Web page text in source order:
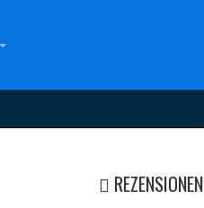
REZENSIONEN